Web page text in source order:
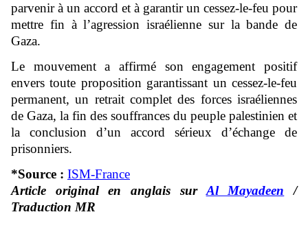
parvenir à un accord et à garantir un cessez-le-feu pour
mettre fin à l’agression israélienne sur la bande de
Gaza.
Le mouvement a affirmé son engagement positif
envers toute proposition garantissant un cessez-le-feu
permanent, un retrait complet des forces israéliennes
de Gaza, la fin des souffrances du peuple palestinien et
la conclusion d’un accord sérieux d’échange de
prisonniers.
*Source : ISM-France
Article original en anglais sur Al Mayadeen /
Traduction MR